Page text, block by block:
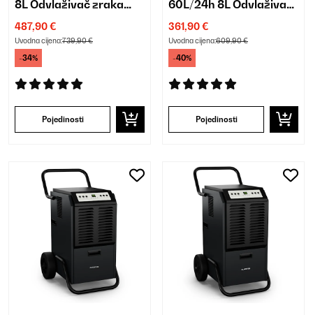
8L Odvlaživač zraka
Bijela
487,90 €
Uvodna cijena:739,90 €
-34%
Pojedinosti
60L/24h 8L Odvlaživač
zraka Crna
361,90 €
Uvodna cijena:609,90 €
-40%
Pojedinosti